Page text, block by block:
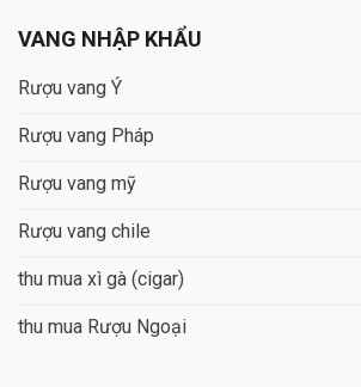
VANG NHẬP KHẨU
Rượu vang Ý
Rượu vang Pháp
Rượu vang mỹ
Rượu vang chile
thu mua xì gà (cigar)
thu mua Rượu Ngoại